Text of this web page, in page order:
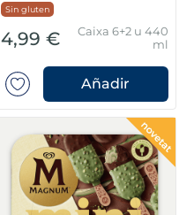
Sin gluten
4,99 €
Caixa 6+2 u 440
ml
Añadir